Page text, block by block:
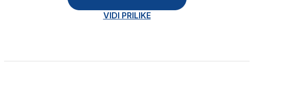
VIDI PRILIKE